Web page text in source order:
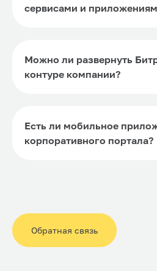
сервисами и
Можно ли развернуть
контуре компании?
Есть ли мобильное
корпоративного портала?
Обратная связь